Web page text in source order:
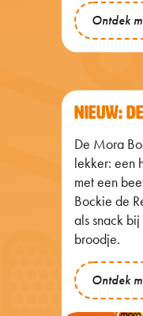
Ontdek
NIEUW:
De Mora
lekker: een
met een
Bockie de
als snack
broodje.
Ontdek